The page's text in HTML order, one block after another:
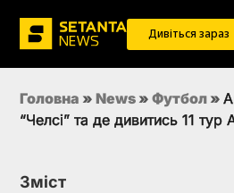
Дивіться зараз
Головна » News » Футбол »
“Челсі” та де дивитись 11 тур
Зміст